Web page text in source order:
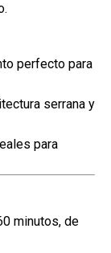
perfecto para
serrana y
para
minutos, de